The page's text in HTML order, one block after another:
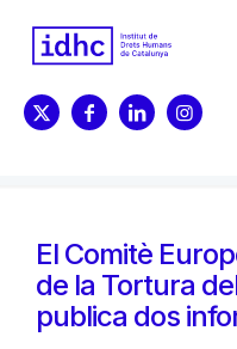
El Comitè
de la Tortura
publica dos